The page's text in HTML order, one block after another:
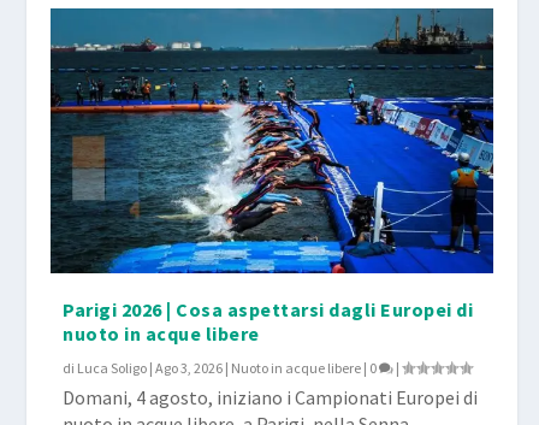
Parigi 2026 | Cosa aspettarsi dagli Europei di
nuoto in acque libere
di Luca Soligo |Ago 3, 2026 | Nuoto in acque libere | 0 |
Domani, 4 agosto, iniziano i Campionati Europei di